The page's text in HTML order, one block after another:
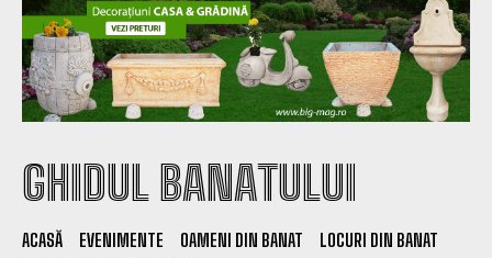
GHIDUL BANATULUI
ACASĂ EVENIMENTE OAMENI DIN BANAT
LOCURI DIN BANAT